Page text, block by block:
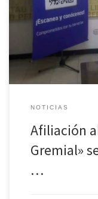
informan que los
Gremial» pueden
el edificio del
NOTICIAS
Afiliación
Gremial»
…